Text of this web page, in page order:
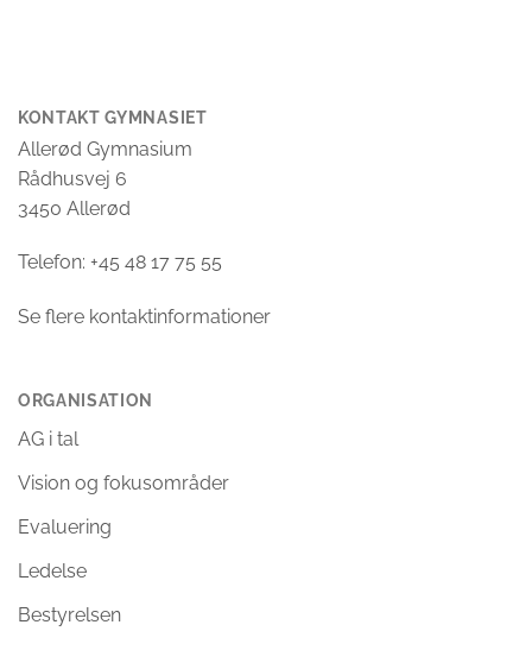
KONTAKT GYMNASIET
Allerød Gymnasium
Rådhusvej 6
3450 Allerød
Telefon: +45 48 17 75 55
Se flere kontaktinformationer
ORGANISATION
AG i tal
Vision og fokusområder
Evaluering
Ledelse
Bestyrelsen